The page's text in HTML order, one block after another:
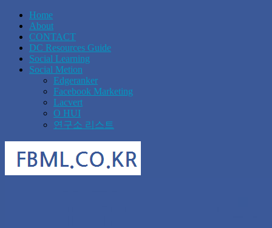
Home
About
CONTACT
DC Resources Guide
Social Learning
Social Metion
Edgeranker
Facebook Marketing
Lacvert
O HUI
연구소 리스트